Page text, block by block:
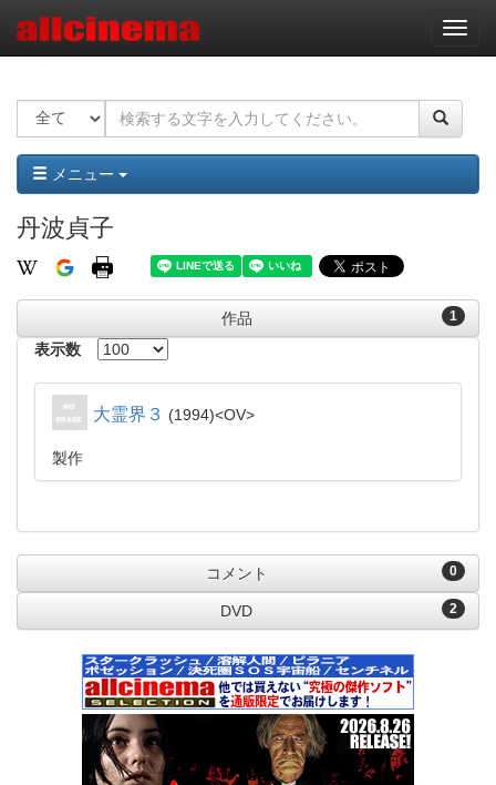
ナ
ビ
ー
ョ
ン
メニュー
丹波貞子
1
作品
表示数
大霊界３ 1994 OV
製作
0
コメント
2
DVD